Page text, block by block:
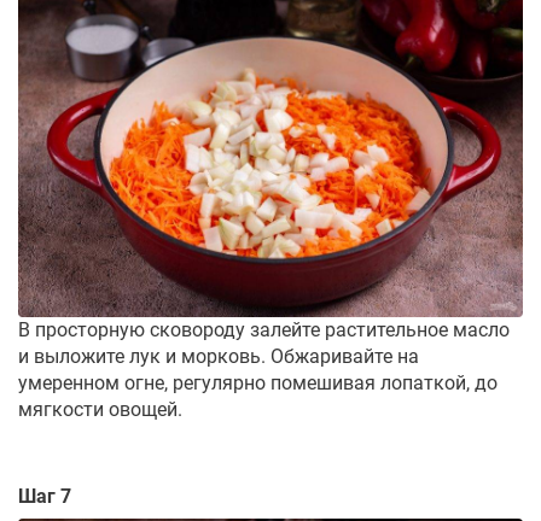
В просторную сковороду залейте растительное масло
и выложите лук и морковь. Обжаривайте на
умеренном огне, регулярно помешивая лопаткой, до
мягкости овощей.
Шаг 7